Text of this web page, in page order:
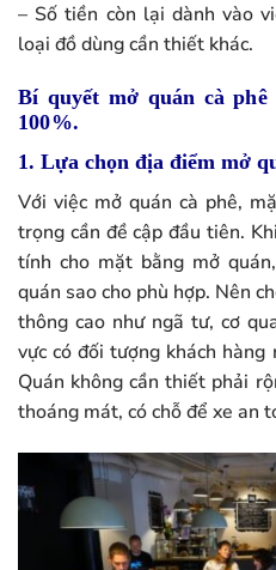
– Số tiền còn lại dành vào
loại đồ dùng cần thiết khác.
Bí quyết mở quán cà
100%.
1. Lựa chọn địa điểm mở
Với việc mở quán cà phê,
trọng cần đề cập đầu tiên.
tính cho mặt bằng mở
quán sao cho phù hợp. Nên
thông cao như ngã tư, cơ
vực có đối tượng khách
Quán không cần thiết phải
thoáng mát, có chỗ để xe an